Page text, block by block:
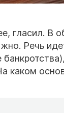
гласил. В
Речь
каком